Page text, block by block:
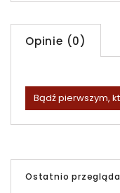
Opinie (0)
Bądź pierwszym,
Ostatnio